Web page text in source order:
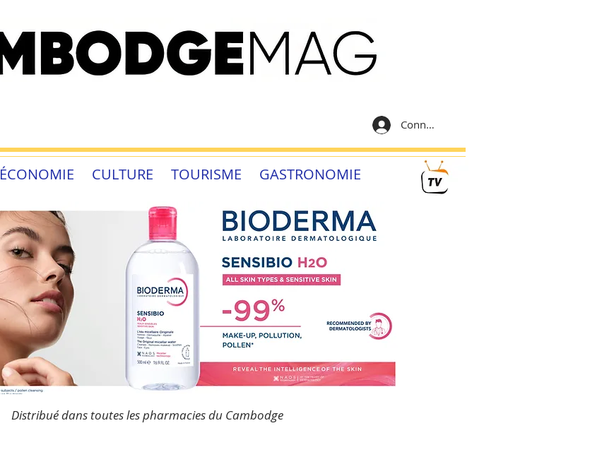
Connexion
ÉCONOMIE CULTURE TOURISME GASTRONOMIE
Distribué dans toutes les pharmacies du Cambodge